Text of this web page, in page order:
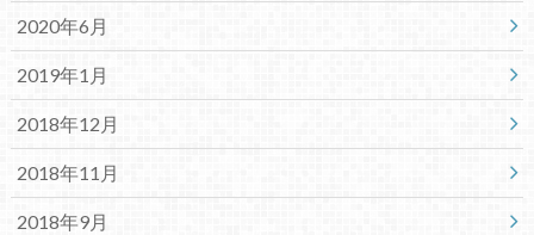
2020年6月
2019年1月
2018年12月
2018年11月
2018年9月